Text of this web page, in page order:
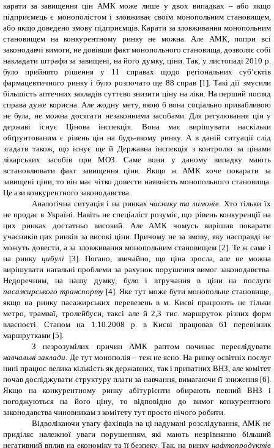
карати за завищення цін АМК може лише у двох випадках – або якщо
підприємець є монополістом і зловживає своїм монопольним становищем,
або якщо доведено змову підприємців. Карати за зловживання монопольним
становищем на конкурентному ринку не можна. Але АМК, попри всі
законодавчі вимоги, не довівши факт монопольного становища, дозволяє собі
накладати штрафи за завищені, на його думку, ціни. Так, у листопаді 2010 р.
було прийнято рішення у 11 справах щодо регіональних суб’єктів
фармацевтичного ринку і було розпочато ще 88 справ [1] Такі дії змусили
більшість аптечних закладів суттєво знизити ціну на ліки. На перший погляд
справа дуже корисна. Але жодну мету, якою б вона соціально привабливою
не була, не можна досягати незаконними засобами. Для регулювання цін у
державі існує Цінова інспекція. Вона має вирішувати наскільки
обґрунтованим є рівень цін на будь-якому ринку. А в даній ситуації слід
згадати також, що існує ще й Державна інспекція з контролю за цінами
лікарських засобів при МОЗ. Саме вони у даному випадку мають
встановлювати факт завищення ціни. Якщо ж АМК хоче покарати за
завищені ціни, то він має чітко довести наявність монопольного становища.
Це ази конкурентного законодавства.
Аналогічна ситуація і на ринкахчаснику та лимонів . Хто тільки їх
не продає в Україні. Навіть не спеціаліст розуміє, що рівень конкуренції на
цих ринках достатньо високий. Але АМК чомусь вирішив покарати
учасників цих ринків за високі ціни. Причому не за змову, яку насправді не
можуть довести, а за зловживання монопольним становищем [2]. Те ж саме і
на ринку цибулі [3]
Погано, звичайно, що ціна зросла, але не можна
вирішувати нагальні проблеми за рахунок порушення вимог законодавства.
Недоречним, на нашу думку, було і втручання в ціни на послуги
пасажирського транспорту [4] Яке тут може бути монопольне становище,
якщо на ринку пасажирських перевезень в м. Києві працюють не тільки
метро, трамваї, тролейбуси, таксі але й 2,3 тис. маршруток різних форм
власності. Станом на 1.10.2008 р. в Києві працював 61 перевізник
маршрутками [5]
З незрозумілих причин АМК раптом починає переслідувати
навчальні заклади . Де тут монополія – теж не ясно. На ринку освітніх послуг
нині працює велика кількість як державних, так і приватних ВНЗ, але комітет
почав досліджувати структуру плати за навчання, вимагаючи її зниження [6]
Якщо на конкурентному ринку абітурієнти обирають певний ВНЗ і
погоджуються на його ціну, то відповідно до вимог конкурентного
законодавства чиновникам з комітету тут просто нічого робити.
Відволікаючи увагу фахівців на ці надумані розслідування, АМК не
приділяє належної уваги порушенням, які мають незрівнянно більший
негативний вплив на економіку та її безпеку. Так, на ринку нафтопродуктів